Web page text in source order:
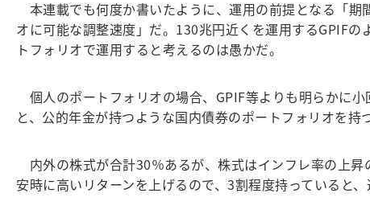
本連載でも何度か書いたように、運用の前提となる「期
オに可能な調整速度」だ。130兆円近くを運用するGPIF
トフォリオで運用すると考えるのは愚かだ。
個人のポートフォリオの場合、GPIF等よりも明らかに
と、公的年金が持つような国内債券のポートフォリオを
内外の株式が合計30％あるが、株式はインフレ率の上
安時に高いリターンを上げるので、3割程度持っていると